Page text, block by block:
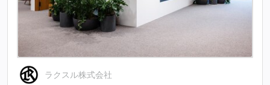
ラクスル株式会社